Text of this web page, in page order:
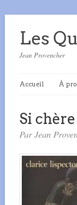
Les
Jean Provencher
Accueil À
Si
Par Jean